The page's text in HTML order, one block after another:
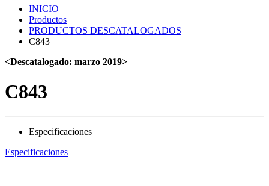
INICIO
Productos
PRODUCTOS DESCATALOGADOS
C843
<Descatalogado: marzo 2019>
C843
Especificaciones
Especificaciones